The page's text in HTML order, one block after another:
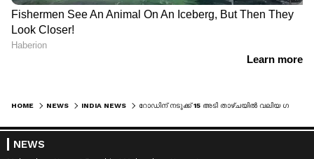
HOME NEWS INDIA NEWS
NEWS